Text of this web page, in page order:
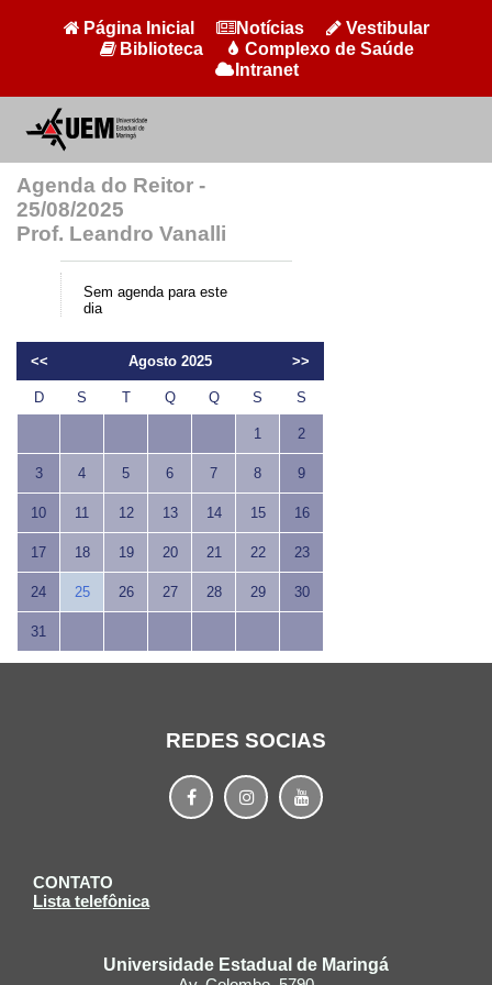
Página Inicial Notícias
Vestibular
Biblioteca
Complexo de Saúde
Intranet
Agenda do Reitor -
25/08/2025
Prof. Leandro Vanalli
Sem agenda para este
dia
<< Agosto 2025 >>
D S T Q Q S S
1 2
3 4 5 6 7 8 9
10 11 12 13 14 15 16
17 18 19 20 21 22 23
24 25 26 27 28 29 30
31
REDES SOCIAS
CONTATO
Lista telefônica
Universidade Estadual de Maringá